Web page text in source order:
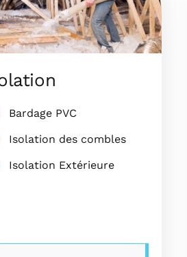
Bardage PVC
Isolation des combles
Isolation Extérieure